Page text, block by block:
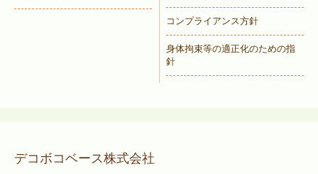
コンプライアンス方針
身体拘束等の適正化のための指
針
デコボコベース株式会社